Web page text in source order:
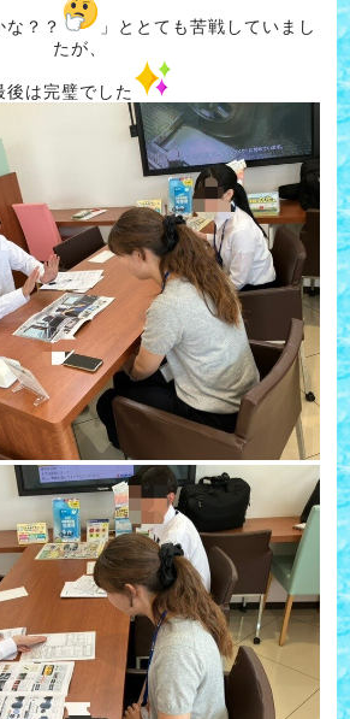
な？？
」ととても苦戦していまし
たが、
後は完璧でした